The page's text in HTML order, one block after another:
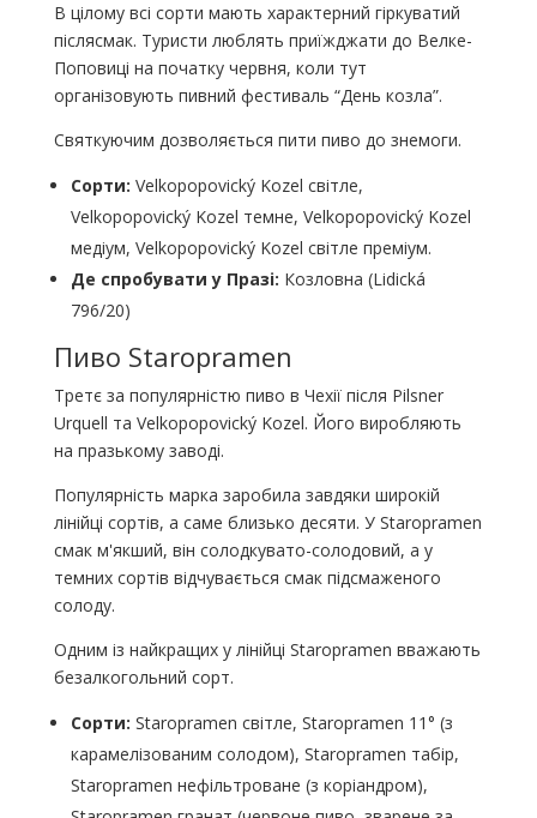
В цілому всі сорти мають характерний гіркуватий
післясмак. Туристи люблять приїжджати до Велке-
Поповиці на початку червня, коли тут
організовують пивний фестиваль “День козла”.
Святкуючим дозволяється пити пиво до знемоги.
Сорти: Velkopopovický Kozel світле,
Velkopopovický Kozel темне, Velkopopovický Kozel
медіум, Velkopopovický Kozel світле преміум.
Де спробувати у Празі: Козловна (Lidická
796/20)
Пиво Staropramen
Третє за популярністю пиво в Чехії після Pilsner
Urquell та Velkopopovický Kozel. Його виробляють
на празькому заводі.
Популярність марка заробила завдяки широкій
лінійці сортів, а саме близько десяти. У Staropramen
смак м'якший, він солодкувато-солодовий, а у
темних сортів відчувається смак підсмаженого
солоду.
Одним із найкращих у лінійці Staropramen вважають
безалкогольний сорт.
Сорти: Staropramen світле, Staropramen 11° (з
карамелізованим солодом), Staropramen табір,
Staropramen нефільтроване (з коріандром),